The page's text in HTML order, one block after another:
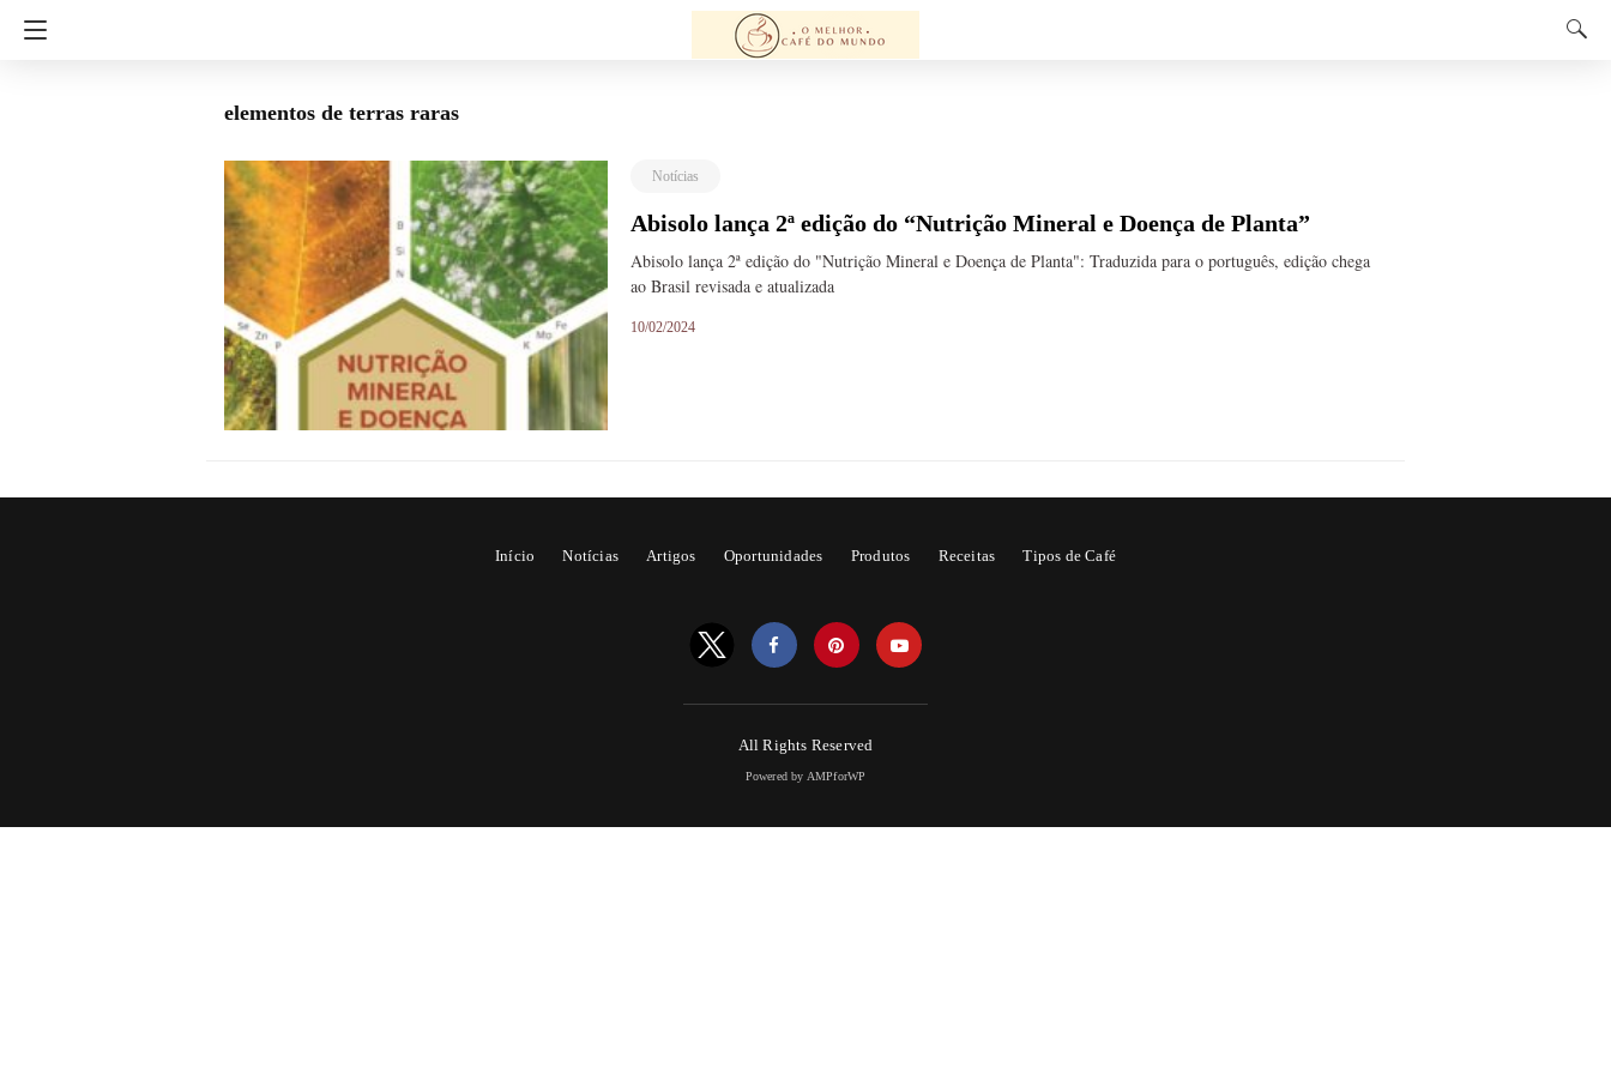
elementos de terras raras
Notícias
Abisolo lança 2ª edição do “Nutrição Mineral e Doença de Planta”
Abisolo lança 2ª edição do "Nutrição Mineral e Doença de Planta": Traduzida para o português, edição chega
ao Brasil revisada e atualizada
10/02/2024
Início Notícias Artigos Oportunidades Produtos Receitas Tipos de Café
All Rights Reserved
Powered by AMPforWP